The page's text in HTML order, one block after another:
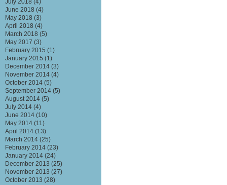
July 2018 (4)
June 2018 (4)
May 2018 (3)
April 2018 (4)
March 2018 (5)
May 2017 (3)
February 2015 (1)
January 2015 (1)
December 2014 (3)
November 2014 (4)
October 2014 (5)
September 2014 (5)
August 2014 (5)
July 2014 (4)
June 2014 (10)
May 2014 (11)
April 2014 (13)
March 2014 (25)
February 2014 (23)
January 2014 (24)
December 2013 (25)
November 2013 (27)
October 2013 (28)